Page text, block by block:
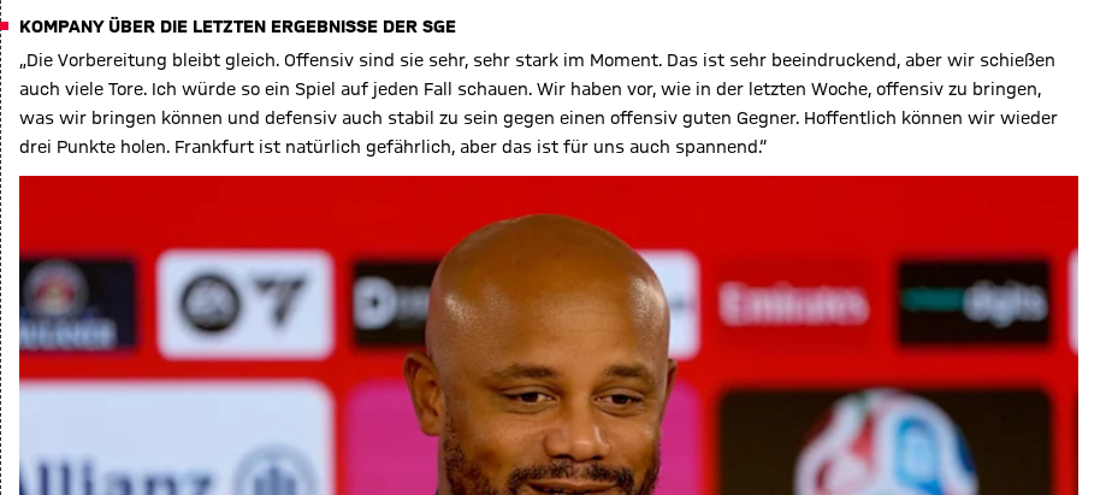
KOMPANY ÜBER DIE LETZTEN ERGEBNISSE DER SGE
„Die Vorbereitung bleibt gleich. Offensiv sind sie sehr, sehr stark im Moment. Das ist sehr beeindruckend, aber wir schießen
auch viele Tore. Ich würde so ein Spiel auf jeden Fall schauen. Wir haben vor, wie in der letzten Woche, offensiv zu bringen,
was wir bringen können und defensiv auch stabil zu sein gegen einen offensiv guten Gegner. Hoffentlich können wir wieder
drei Punkte holen. Frankfurt ist natürlich gefährlich, aber das ist für uns auch spannend.“